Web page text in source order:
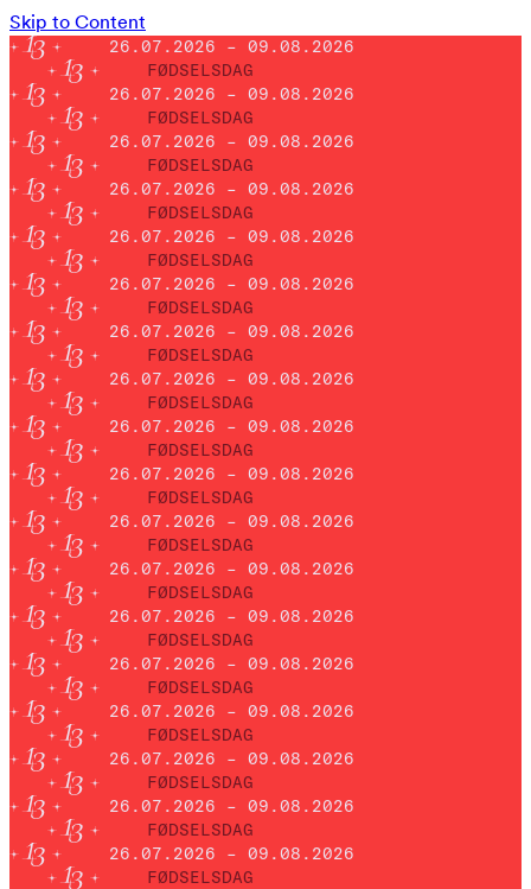
Skip to Content
26.07.2026 – 09.08.2026
FØDSELSDAG
26.07.2026 – 09.08.2026
FØDSELSDAG
26.07.2026 – 09.08.2026
FØDSELSDAG
26.07.2026 – 09.08.2026
FØDSELSDAG
26.07.2026 – 09.08.2026
FØDSELSDAG
26.07.2026 – 09.08.2026
FØDSELSDAG
26.07.2026 – 09.08.2026
FØDSELSDAG
26.07.2026 – 09.08.2026
FØDSELSDAG
26.07.2026 – 09.08.2026
FØDSELSDAG
26.07.2026 – 09.08.2026
FØDSELSDAG
26.07.2026 – 09.08.2026
FØDSELSDAG
26.07.2026 – 09.08.2026
FØDSELSDAG
26.07.2026 – 09.08.2026
FØDSELSDAG
26.07.2026 – 09.08.2026
FØDSELSDAG
26.07.2026 – 09.08.2026
FØDSELSDAG
26.07.2026 – 09.08.2026
FØDSELSDAG
26.07.2026 – 09.08.2026
FØDSELSDAG
26.07.2026 – 09.08.2026
FØDSELSDAG